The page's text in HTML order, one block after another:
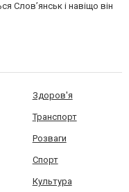
Слов’янськ і навіщо він
Здоров'я
Транспорт
Розваги
Спорт
Культура